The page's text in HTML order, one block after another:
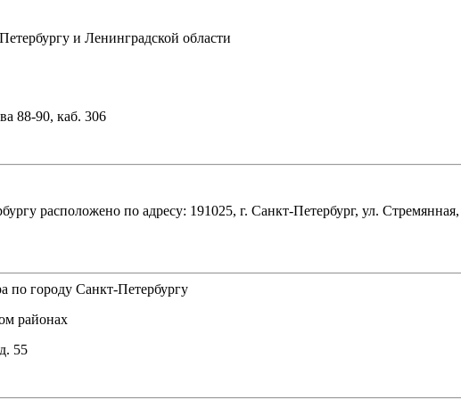
и Ленинградской области
88-90, каб. 306
расположено по адресу: 191025, г. Санкт-Петербург, ул.
по городу Санкт-Петербургу
районах
55